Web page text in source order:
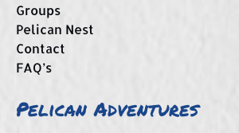
Groups
Pelican Nest
Contact
FAQ’s
Pelican Adventures